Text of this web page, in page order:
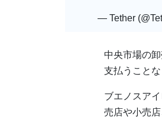
— Tether
中央市場の
支払うことな
ブエノスア
売店や小売